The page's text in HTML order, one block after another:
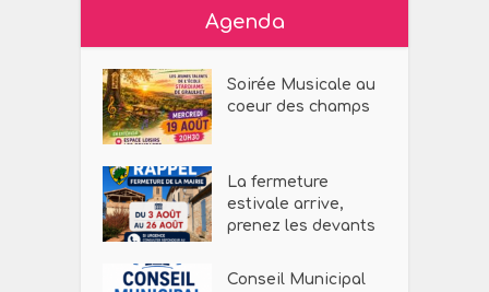
Agenda
Soirée Musicale au
coeur des champs
La fermeture
estivale arrive,
prenez les devants
Conseil Municipal